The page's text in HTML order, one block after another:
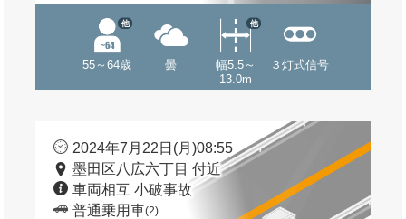
55～64歳
他
曇
幅5.5～
13.0m
他
３灯式信号
2024年7月22日(月)08:55
墨田区八広六丁目 付近
車両相互 小破事故
普通乗用車(2)